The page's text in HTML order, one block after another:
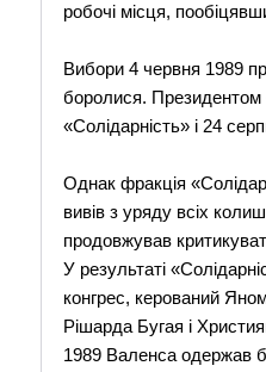
робочі місця,
Вибори 4 червня 1989
боролися. Президентом
«Солідарність» і 24
Однак фракція
вивів з уряду всіх
продовжував
У результаті
конгрес, керований
Рішарда Бугая і
1989 Валенса одержав